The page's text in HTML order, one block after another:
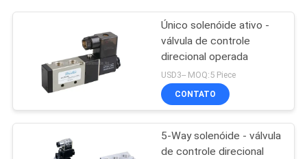
Único solenóide ativo -
válvula de controle
direcional operada
USD3-- MOQ:5 Piece
CONTATO
5-Way solenóide - válvula
de controle direcional